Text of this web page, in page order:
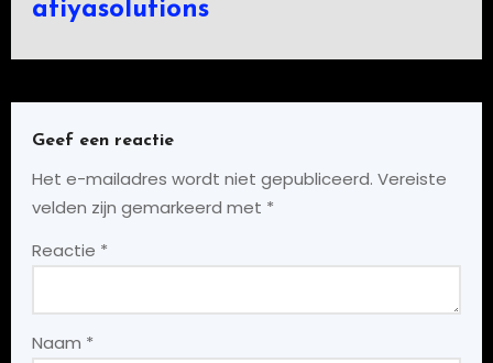
atiyasolutions
Geef een reactie
Het e-mailadres wordt niet gepubliceerd. Vereiste
velden zijn gemarkeerd met *
Reactie *
Naam *